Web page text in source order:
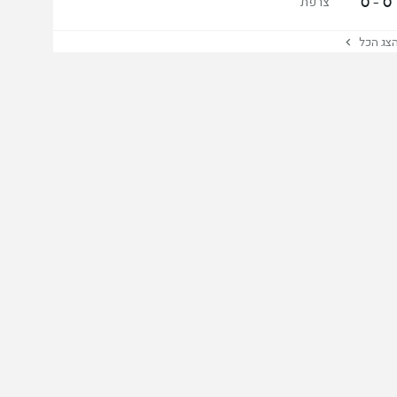
הכל